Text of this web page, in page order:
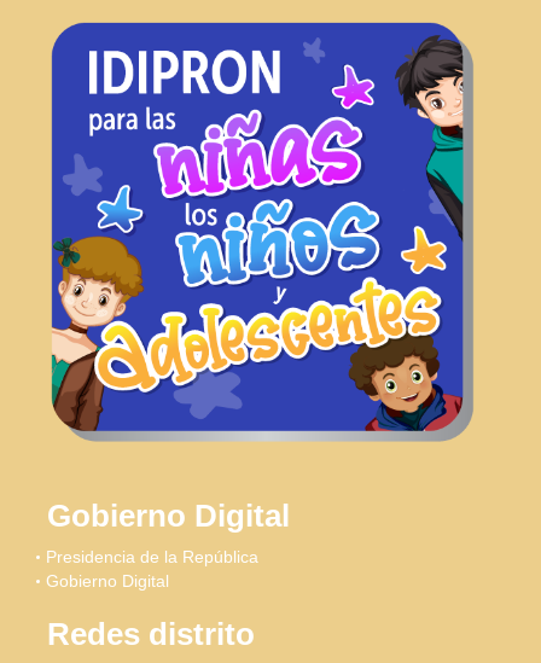
Gobierno Digital
Presidencia de la República
Gobierno Digital
Redes distrito